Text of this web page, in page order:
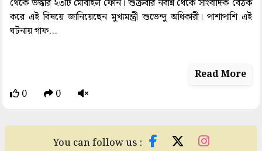
থেকে উদ্ধার ২৩টি মোবাইল ফোন। শুক্রবার নবান্ন থেকে সাংবাদিক বৈঠক
করে এই বিষয়ে জানিয়েছেন মুখ্যমন্ত্রী শুভেন্দু অধিকারী। পাশাপাশি এই
ঘটনায় গাফ...
Read More
0
0
You can follow us :